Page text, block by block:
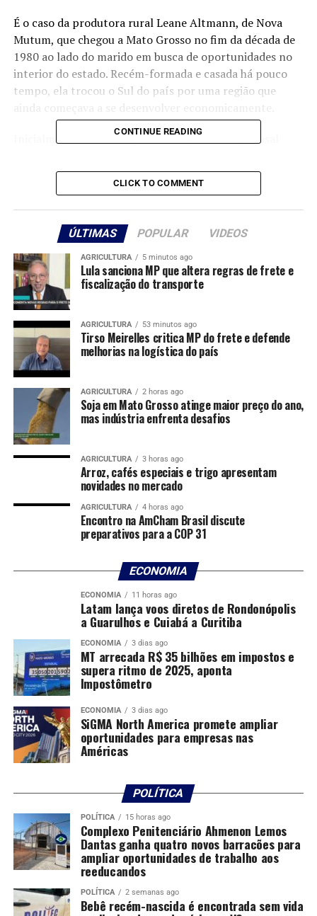
É o caso da produtora rural Leane Altmann, de Nova
Mutum, que chegou a Mato Grosso no fim da década de
1980 ao lado do marido em busca de oportunidades no
interior do estado. Recém-formada e casada há pouco
tempo, ela trocou o Sul do país por uma região que
Inicialmente atuando apenas na agricultura, o casal
propriedade rural com aptidão para criação de gado.
Desde então, a atividade passou a fazer parte da rotina
da família.
Hoje, além das áreas agrícolas em Nova Mutum, a
família também mantém uma propriedade voltada
exclusivamente à pecuária em Santa Rita do Trivelato.
Ao longo da trajetória, Leane conciliou maternidade,
administração rural e participação ativa em entidades
do setor.
“Na época em que as crianças eram pequenas, eu fiquei
mais na parte burocrática e também fui presidente do
Sindicato Rural de Nova Mutum. Meu marido cuidava
mais da fazenda da porteira para dentro”, conta.
Com o crescimento dos filhos, a produtora passou a
assumir também a gestão de propriedades agrícolas,
enquanto o casal dividia a administração dos negócios da
Apesar da forte ligação com o agro, Leane afirma que
nunca pressionou os filhos a seguirem o mesmo
nas atividades da família e o caçula avalia permanecer
sucessão. Hoje vejo meus filhos com orgulho da atividade
e isso me deixa muito satisfeita como mãe”.
Para ela, uma das principais mudanças das últimas
décadas foi justamente a valorização da atividade
agropecuária e da figura do produtor rural. “Hoje a
valorizou e a família também passou a valorizar essa
atividade. Isso ajuda a manter as novas gerações no
campo”.
Além da sucessão familiar, a produtora destaca os
desafios econômicos enfrentados pelo setor, marcado
por oscilações de mercado, custos elevados e
necessidade constante de adaptação. “Eu trabalho com
agropecuária por opção. É uma atividade econômica que
precisa dar resultado, mas também me traz satisfação
pessoal”.
CONTINUE READING
CLICK TO COMMENT
ÚLTIMAS POPULAR VIDEOS
AGRICULTURA 5 minutos ago
Lula sanciona MP que altera regras de frete e
fiscalização do transporte
AGRICULTURA 53 minutos ago
Tirso Meirelles critica MP do frete e defende
melhorias na logística do país
AGRICULTURA 2 horas ago
Soja em Mato Grosso atinge maior preço do ano,
mas indústria enfrenta desafios
AGRICULTURA 3 horas ago
Arroz, cafés especiais e trigo apresentam
novidades no mercado
AGRICULTURA 4 horas ago
Encontro na AmCham Brasil discute
preparativos para a COP 31
ECONOMIA
ECONOMIA 11 horas ago
Latam lança voos diretos de Rondonópolis
a Guarulhos e Cuiabá a Curitiba
ECONOMIA 3 dias ago
MT arrecada R$ 35 bilhões em impostos e
supera ritmo de 2025, aponta
Impostômetro
ECONOMIA 3 dias ago
SiGMA North America promete ampliar
oportunidades para empresas nas
Américas
POLÍTICA
POLÍTICA 15 horas ago
Complexo Penitenciário Ahmenon Lemos
Dantas ganha quatro novos barracões para
ampliar oportunidades de trabalho aos
reeducandos
POLÍTICA 2 semanas ago
Bebê recém-nascida é encontrada sem vida